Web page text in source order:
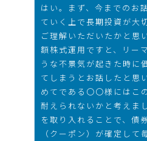
はい。まず、今までのお
ていく上で長期投資が大
ご理解いただいたかと思
額株式運用ですと、リー
うな不景気が起きた時に
てしまうとお話したと思
めてである〇〇様にはこ
耐えられないかと考えま
を取り入れることで、債
（クーポン）が確定して